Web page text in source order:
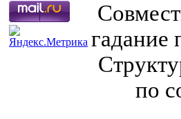
гадание
по